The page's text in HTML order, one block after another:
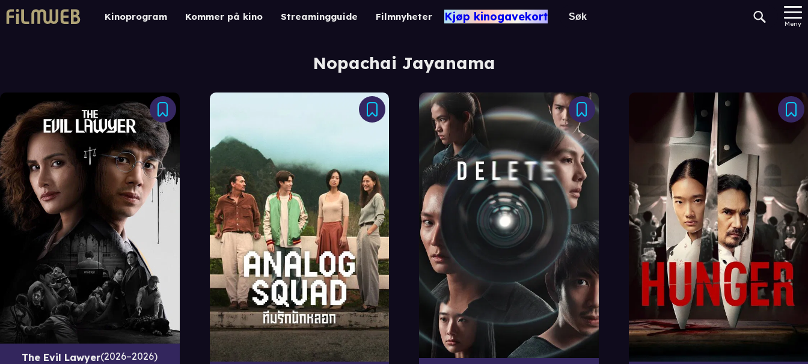
Kinoprogram Kommer på kino Streamingguide Filmnyheter Kjøp kinogavekort
Meny
Nopachai Jayanama
The Evil Lawyer 2026–2026